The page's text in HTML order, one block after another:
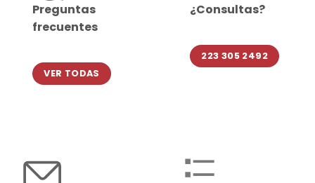
Preguntas
frecuentes
VER TODAS
¿Consultas?
223 305 2492